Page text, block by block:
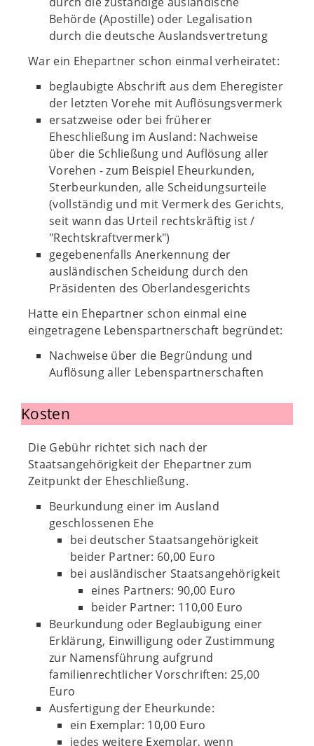
Behörde (Apostille) oder Legalisation
durch die deutsche Auslandsvertretung
War ein Ehepartner schon einmal verheiratet:
beglaubigte Abschrift aus dem Eheregister
der letzten Vorehe mit Auflösungsvermerk
ersatzweise oder bei früherer
Eheschließung im Ausland: Nachweise
über die Schließung und Auflösung aller
Vorehen - zum Beispiel Eheurkunden,
Sterbeurkunden, alle Scheidungsurteile
(vollständig und mit Vermerk des Gerichts,
seit wann das Urteil rechtskräftig ist /
"Rechtskraftvermerk")
gegebenenfalls Anerkennung der
ausländischen Scheidung durch den
Präsidenten des Oberlandesgerichts
Hatte ein Ehepartner schon einmal eine
eingetragene Lebenspartnerschaft begründet:
Nachweise über die Begründung und
Auflösung aller Lebenspartnerschaften
Kosten
Die Gebühr richtet sich nach der
Staatsangehörigkeit der Ehepartner zum
Zeitpunkt der Eheschließung.
Beurkundung einer im Ausland
geschlossenen Ehe
bei deutscher Staatsangehörigkeit
beider Partner: 60,00 Euro
bei ausländischer Staatsangehörigkeit
eines Partners: 90,00 Euro
beider Partner: 110,00 Euro
Beurkundung oder Beglaubigung einer
Erklärung, Einwilligung oder Zustimmung
zur Namensführung aufgrund
familienrechtlicher Vorschriften: 25,00
Euro
Ausfertigung der Eheurkunde:
ein Exemplar: 10,00 Euro
jedes weitere Exemplar, wenn